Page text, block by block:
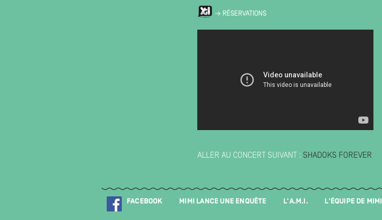
→ RÉSERVATIONS
ALLER AU CONCERT SUIVANT : SHADOKS FOREVER
FACEBOOK MIMI LANCE UNE ENQUÊTE L'A.M.I. L'ÉQUIPE DE MIMI